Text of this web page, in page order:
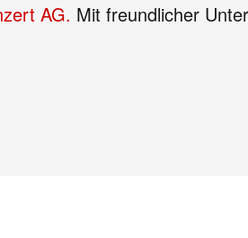
AG. Mit freundlicher